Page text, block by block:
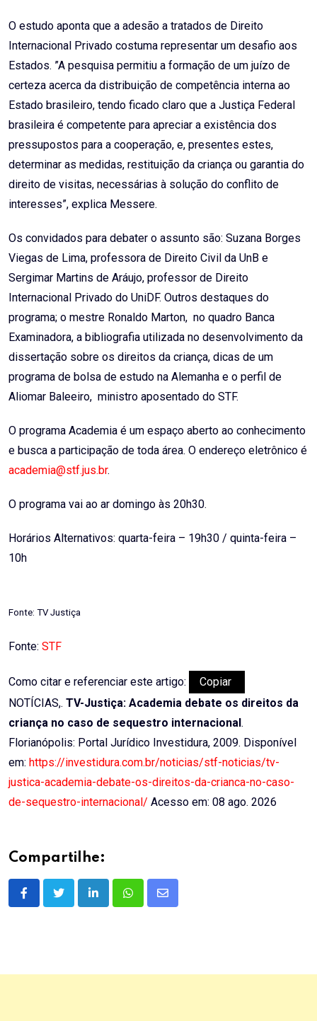
O estudo aponta que a adesão a tratados de Direito
Internacional Privado costuma representar um desafio aos
Estados. ”A pesquisa permitiu a formação de um juízo de
certeza acerca da distribuição de competência interna ao
Estado brasileiro, tendo ficado claro que a Justiça Federal
brasileira é competente para apreciar a existência dos
pressupostos para a cooperação, e, presentes estes,
determinar as medidas, restituição da criança ou garantia do
direito de visitas, necessárias à solução do conflito de
interesses”, explica Messere.
Os convidados para debater o assunto são: Suzana Borges
Viegas de Lima, professora de Direito Civil da UnB e
Sergimar Martins de Aráujo, professor de Direito
Internacional Privado do UniDF. Outros destaques do
programa; o mestre Ronaldo Marton, no quadro Banca
Examinadora, a bibliografia utilizada no desenvolvimento da
dissertação sobre os direitos da criança, dicas de um
programa de bolsa de estudo na Alemanha e o perfil de
Aliomar Baleeiro, ministro aposentado do STF.
O programa Academia é um espaço aberto ao conhecimento
e busca a participação de toda área. O endereço eletrônico é
academia@stf.jus.br.
O programa vai ao ar domingo às 20h30.
Horários Alternativos: quarta-feira – 19h30 / quinta-feira –
10h
Fonte: TV Justiça
Fonte: STF
Como citar e referenciar este artigo:
Copiar
NOTÍCIAS,. TV-Justiça: Academia debate os direitos da
criança no caso de sequestro internacional .
Florianópolis: Portal Jurídico Investidura, 2009. Disponível
em: https://investidura.com.br/noticias/stf-noticias/tv-
justica-academia-debate-os-direitos-da-crianca-no-caso-
de-sequestro-internacional/ Acesso em: 08 ago. 2026
Compartilhe:
LinkedInWhatsappShare